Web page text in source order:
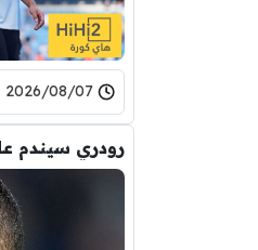
2026/08/07 - 22:43
رودري سيندم